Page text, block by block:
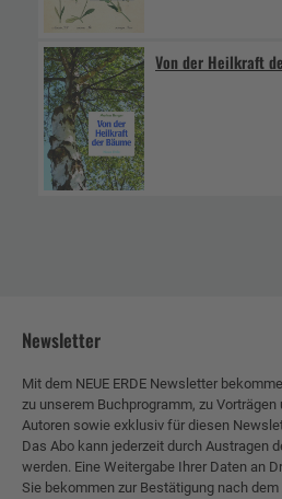
Von der Heilkraft
Newsletter
Mit dem NEUE ERDE Newsletter
zu unserem Buchprogramm, zu
Autoren sowie exklusiv für diesen
Das Abo kann jederzeit durch Austragen
werden. Eine Weitergabe Ihrer Daten an
Sie bekommen zur Bestätigung nach